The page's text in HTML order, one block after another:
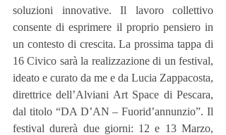
soluzioni innovative. Il lavoro collettivo
consente di esprimere il proprio pensiero in
un contesto di crescita. La prossima tappa di
16 Civico sarà la realizzazione di un festival,
ideato e curato da me e da Lucia Zappacosta,
direttrice dell’Alviani Art Space di Pescara,
dal titolo “DA D’AN – Fuorid’annunzio”. Il
festival durerà due giorni: 12 e 13 Marzo,